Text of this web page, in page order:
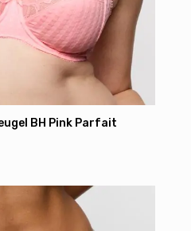
BH Pink Parfait